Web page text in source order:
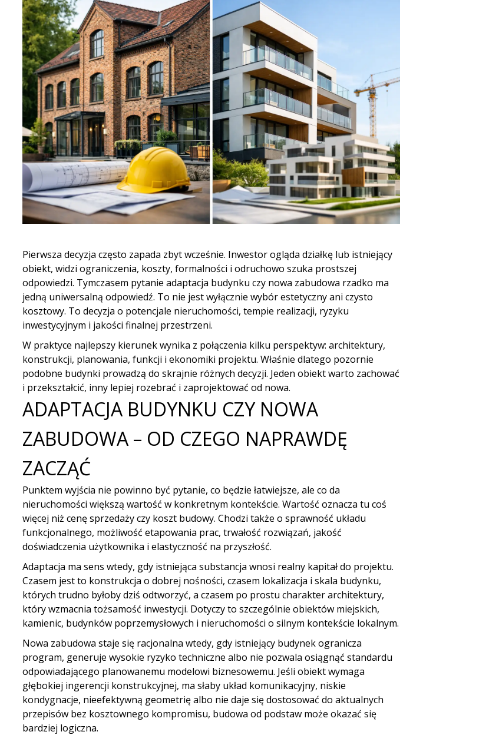
Pierwsza decyzja często zapada zbyt wcześnie. Inwestor ogląda działkę lub istniejący
obiekt, widzi ograniczenia, koszty, formalności i odruchowo szuka prostszej
odpowiedzi. Tymczasem pytanie adaptacja budynku czy nowa zabudowa rzadko ma
jedną uniwersalną odpowiedź. To nie jest wyłącznie wybór estetyczny ani czysto
kosztowy. To decyzja o potencjale nieruchomości, tempie realizacji, ryzyku
inwestycyjnym i jakości finalnej przestrzeni.
W praktyce najlepszy kierunek wynika z połączenia kilku perspektyw: architektury,
konstrukcji, planowania, funkcji i ekonomiki projektu. Właśnie dlatego pozornie
podobne budynki prowadzą do skrajnie różnych decyzji. Jeden obiekt warto zachować
i przekształcić, inny lepiej rozebrać i zaprojektować od nowa.
ADAPTACJA BUDYNKU CZY NOWA
ZABUDOWA – OD CZEGO NAPRAWDĘ
ZACZĄĆ
Punktem wyjścia nie powinno być pytanie, co będzie łatwiejsze, ale co da
nieruchomości większą wartość w konkretnym kontekście. Wartość oznacza tu coś
więcej niż cenę sprzedaży czy koszt budowy. Chodzi także o sprawność układu
funkcjonalnego, możliwość etapowania prac, trwałość rozwiązań, jakość
doświadczenia użytkownika i elastyczność na przyszłość.
Adaptacja ma sens wtedy, gdy istniejąca substancja wnosi realny kapitał do projektu.
Czasem jest to konstrukcja o dobrej nośności, czasem lokalizacja i skala budynku,
których trudno byłoby dziś odtworzyć, a czasem po prostu charakter architektury,
który wzmacnia tożsamość inwestycji. Dotyczy to szczególnie obiektów miejskich,
kamienic, budynków poprzemysłowych i nieruchomości o silnym kontekście lokalnym.
Nowa zabudowa staje się racjonalna wtedy, gdy istniejący budynek ogranicza
program, generuje wysokie ryzyko techniczne albo nie pozwala osiągnąć standardu
odpowiadającego planowanemu modelowi biznesowemu. Jeśli obiekt wymaga
głębokiej ingerencji konstrukcyjnej, ma słaby układ komunikacyjny, niskie
kondygnacje, nieefektywną geometrię albo nie daje się dostosować do aktualnych
przepisów bez kosztownego kompromisu, budowa od podstaw może okazać się
bardziej logiczna.